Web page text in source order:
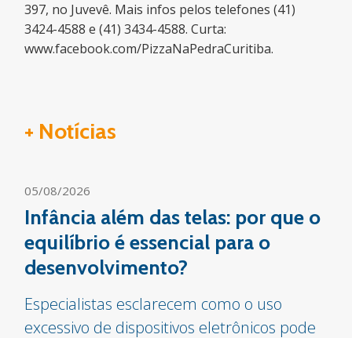
397, no Juvevê. Mais infos pelos telefones (41)
3424-4588 e (41) 3434-4588. Curta:
www.facebook.com/PizzaNaPedraCuritiba.
+ Notícias
05/08/2026
Infância além das telas: por que o
equilíbrio é essencial para o
desenvolvimento?
Especialistas esclarecem como o uso
excessivo de dispositivos eletrônicos pode